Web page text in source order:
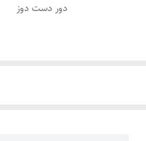
دور دست دوز